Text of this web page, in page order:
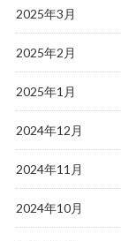
2025年3月
2025年2月
2025年1月
2024年12月
2024年11月
2024年10月